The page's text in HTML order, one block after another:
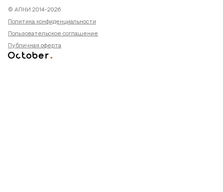
© АПНИ 2014-2026
Политика конфиденциальности
Пользовательское соглашение
Публичная оферта